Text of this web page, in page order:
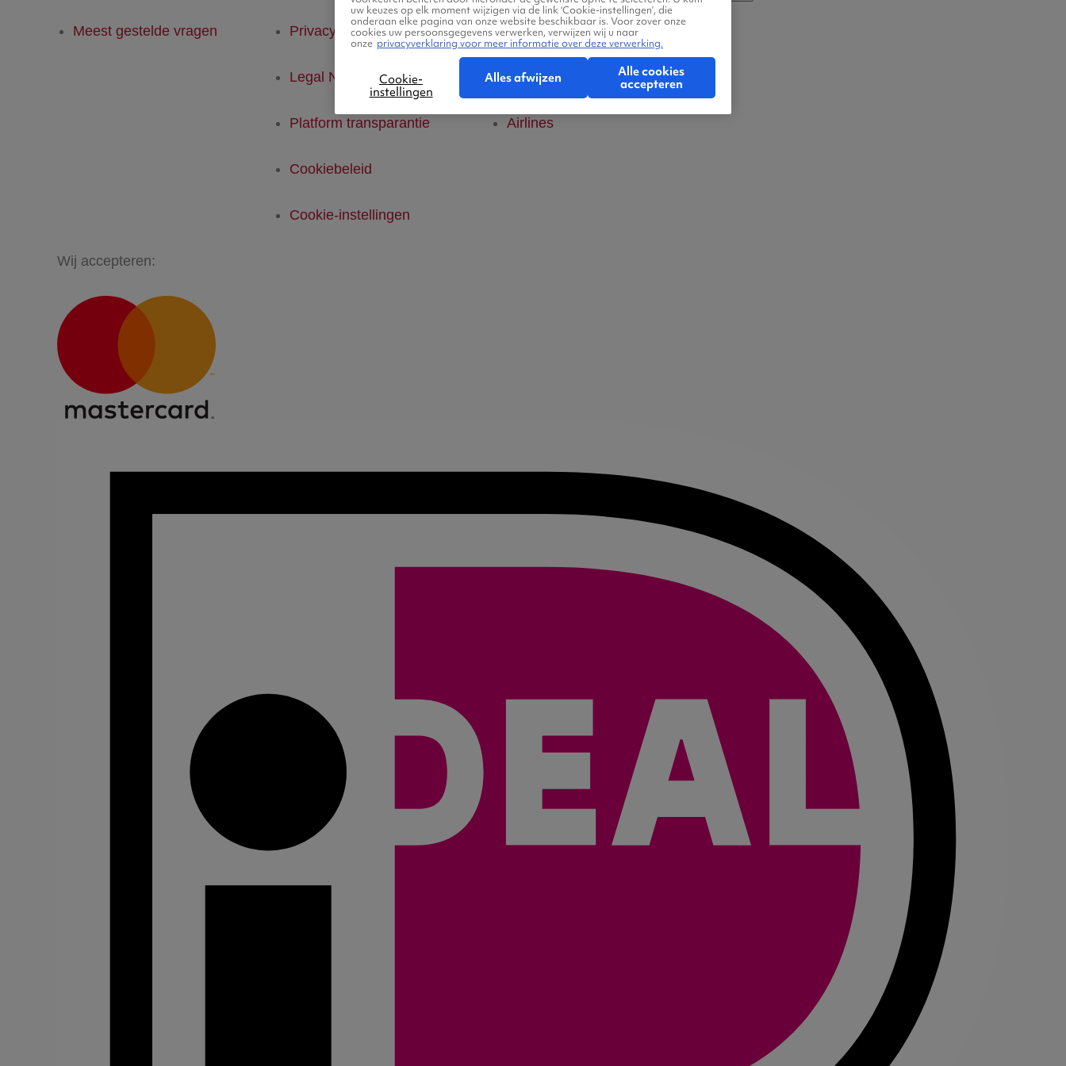
Meest gestelde vragen Privacyverklaring
Legal Notice
Platform transparantie
Cookiebeleid
Cookie-instellingen
Hotels
Vlucht + hotel
Airlines
Wij accepteren:
uw keuzes op elk moment wijzigen via de link ‘Cookie-instellingen’, die
onderaan elke pagina van onze website beschikbaar is. Voor zover onze
cookies uw persoonsgegevens verwerken, verwijzen wij u naar
onze privacyverklaring voor meer informatie over deze verwerking.
Cookie-
instellingen
Alles afwijzen
Alle cookies
accepteren